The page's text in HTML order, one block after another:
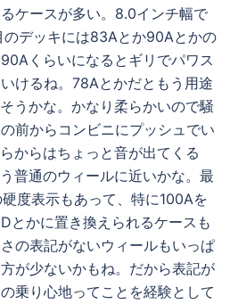
ケースが多い。8.0インチ幅で
デッキには83Aとか90Aとかの
くらいになるとギリでパワス
けるね。78Aとかだともう用途
うかな。かなり柔らかいので騒
前からコンビニにプッシュでい
からはちょっと音が出てくる
普通のウィールに近いかな。最
度表示もあって、特に100Aを
とかに置き換えられるケースも
の表記がないウィールもいっぱ
が少ないかもね。だから表記が
乗り心地ってことを経験として